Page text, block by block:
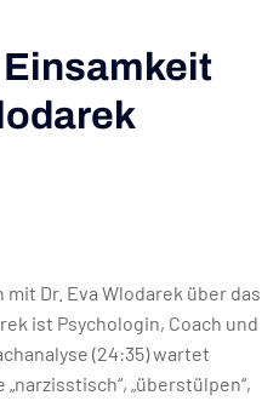
Dr. Eva Wlodarek über das
ist Psychologin, Coach und
(24:35) wartet
„überstülpen“,